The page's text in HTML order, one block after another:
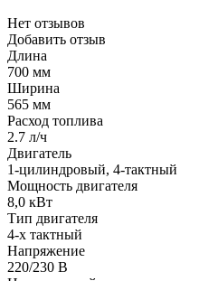
Нет отзывов
Добавить отзыв
Длина
700 мм
Ширина
565 мм
Расход топлива
2.7 л/ч
Двигатель
1-цилиндровый, 4-тактный
Мощность двигателя
8,0 кВт
Тип двигателя
4-х тактный
Напряжение
220/230 В